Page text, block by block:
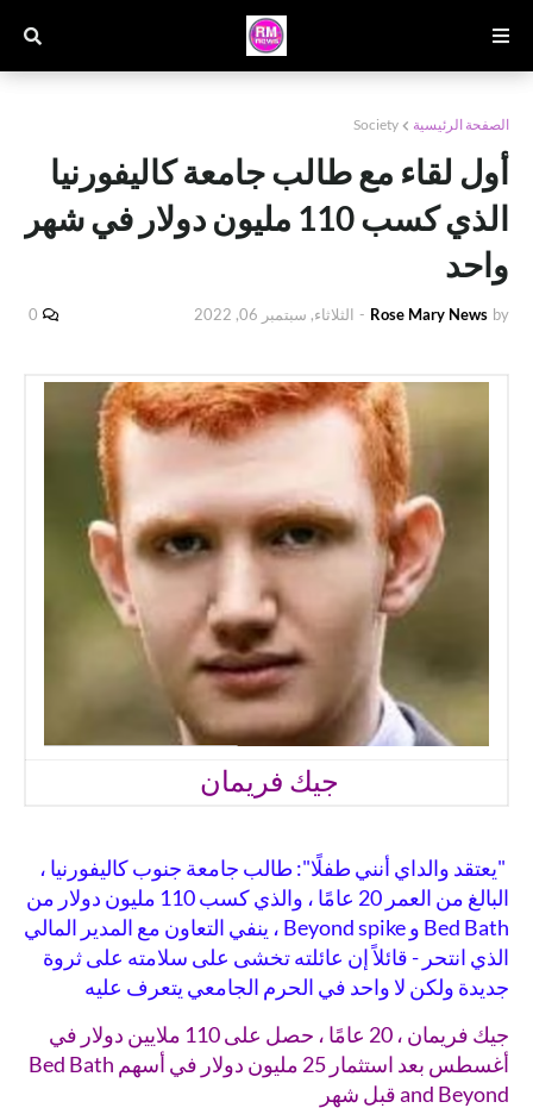
الصفحة الرئيسية Society
أول لقاء مع طالب جامعة كاليفورنيا
الذي كسب 110 مليون دولار في شهر
واحد
by
Rose Mary News
- الثلاثاء, سبتمبر 06, 2022 0
جيك فريمان
"يعتقد والداي أنني طفلًا": طالب جامعة جنوب كاليفورنيا ،
البالغ من العمر 20 عامًا ، والذي كسب 110 مليون دولار من
Bed Bath و Beyond spike ، ينفي التعاون مع المدير المالي
الذي انتحر - قائلاً إن عائلته تخشى على سلامته على ثروة
جديدة ولكن لا واحد في الحرم الجامعي يتعرف عليه
جيك فريمان ، 20 عامًا ، حصل على 110 ملايين دولار في
أغسطس بعد استثمار
25 مليون دولار في أسهم Bed Bath
and Beyond قبل شهر